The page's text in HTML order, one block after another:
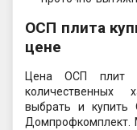
ОСП плита
цене
Цена ОСП плит
количественных
выбрать и купить
Домпрофкомплект.